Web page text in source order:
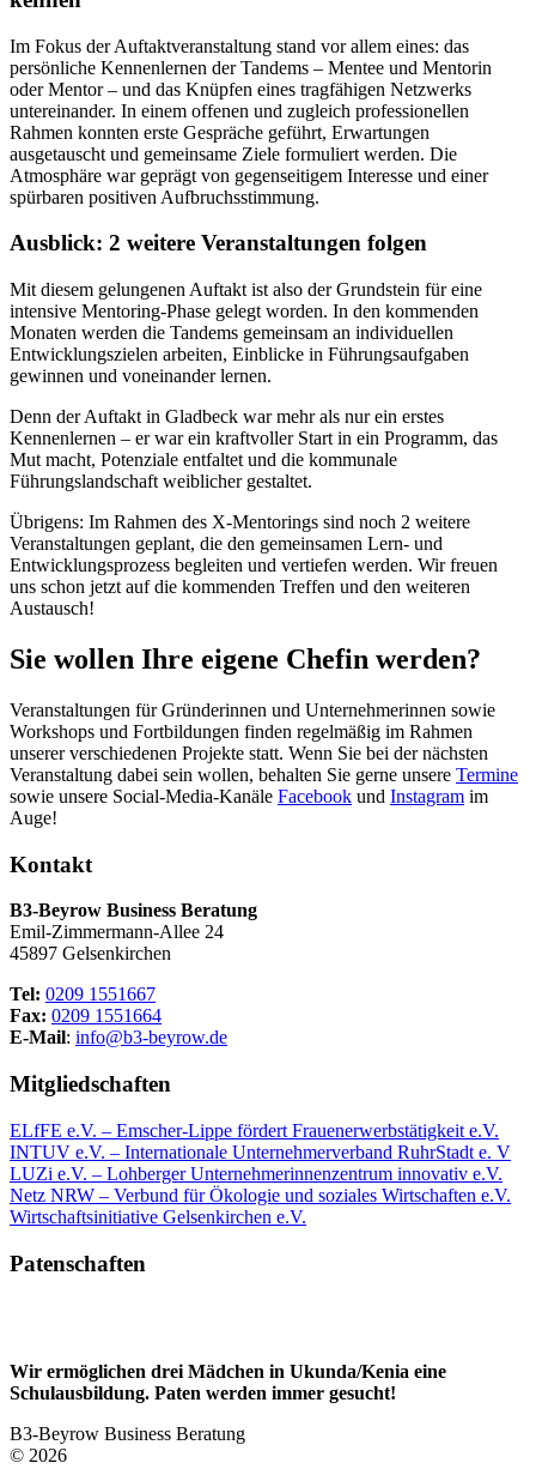
Im Fokus der Auftaktveranstaltung stand vor allem eines: das
persönliche Kennenlernen der Tandems – Mentee und Mentorin
oder Mentor – und das Knüpfen eines tragfähigen Netzwerks
untereinander. In einem offenen und zugleich professionellen
Rahmen konnten erste Gespräche geführt, Erwartungen
ausgetauscht und gemeinsame Ziele formuliert werden. Die
Atmosphäre war geprägt von gegenseitigem Interesse und einer
spürbaren positiven Aufbruchsstimmung.
Ausblick: 2 weitere Veranstaltungen folgen
Mit diesem gelungenen Auftakt ist also der Grundstein für eine
intensive Mentoring-Phase gelegt worden. In den kommenden
Monaten werden die Tandems gemeinsam an individuellen
Entwicklungszielen arbeiten, Einblicke in Führungsaufgaben
gewinnen und voneinander lernen.
Denn der Auftakt in Gladbeck war mehr als nur ein erstes
Kennenlernen – er war ein kraftvoller Start in ein Programm, das
Mut macht, Potenziale entfaltet und die kommunale
Führungslandschaft weiblicher gestaltet.
Übrigens: Im Rahmen des X-Mentorings sind noch 2 weitere
Veranstaltungen geplant, die den gemeinsamen Lern- und
Entwicklungsprozess begleiten und vertiefen werden. Wir freuen
uns schon jetzt auf die kommenden Treffen und den weiteren
Austausch!
Sie wollen Ihre eigene Chefin werden?
Veranstaltungen für Gründerinnen und Unternehmerinnen sowie
Workshops und Fortbildungen finden regelmäßig im Rahmen
unserer verschiedenen Projekte statt. Wenn Sie bei der nächsten
Veranstaltung dabei sein wollen, behalten Sie gerne unsere Termine
sowie unsere Social-Media-Kanäle Facebook und Instagram im
Auge!
Kontakt
B3-Beyrow Business Beratung
Emil-Zimmermann-Allee 24
45897 Gelsenkirchen
Tel: 0209 1551667
Fax: 0209 1551664
E-Mail: info@b3-beyrow.de
Mitgliedschaften
ELfFE e.V. – Emscher-Lippe fördert Frauenerwerbstätigkeit e.V.
INTUV e.V. – Internationale Unternehmerverband RuhrStadt e. V
LUZi e.V. – Lohberger Unternehmerinnenzentrum innovativ e.V.
Netz NRW – Verbund für Ökologie und soziales Wirtschaften e.V.
Wirtschaftsinitiative Gelsenkirchen e.V.
Patenschaften
Wir ermöglichen drei Mädchen in Ukunda/Kenia eine
Schulausbildung. Paten werden immer gesucht!
B3-Beyrow Business Beratung
© 2026